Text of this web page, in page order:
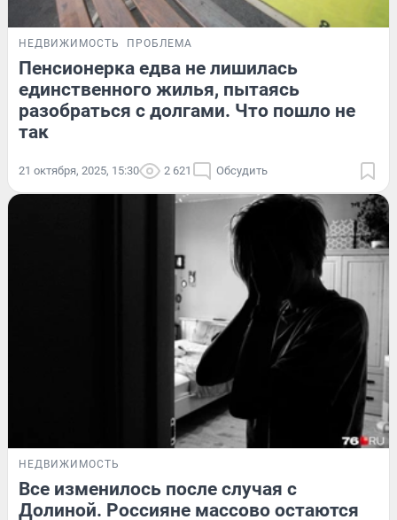
НЕДВИЖИМОСТЬ ПРОБЛЕМА
Пенсионерка едва не лишилась
единственного жилья, пытаясь
разобраться с долгами. Что пошло не
так
21 октября, 2025, 15:30 2 621 Обсудить
НЕДВИЖИМОСТЬ
Все изменилось после случая с
Долиной. Россияне массово остаются